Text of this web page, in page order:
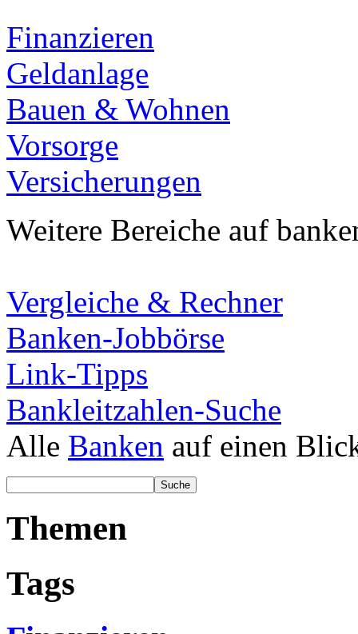
Finanzieren
Geldanlage
Bauen & Wohnen
Vorsorge
Versicherungen
Weitere Bereiche auf
Vergleiche & Rechner
Banken-Jobbörse
Link-Tipps
Bankleitzahlen-Suche
Alle Banken auf einen
Themen
Tags